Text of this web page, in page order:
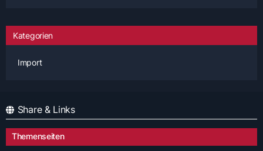
Kategorien
Import
Share & Links
Themenseiten